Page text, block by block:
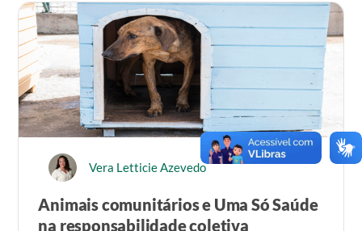
Vera Letticie Azevedo
Animais comunitários e Uma Só Saúde
na responsabilidade coletiva